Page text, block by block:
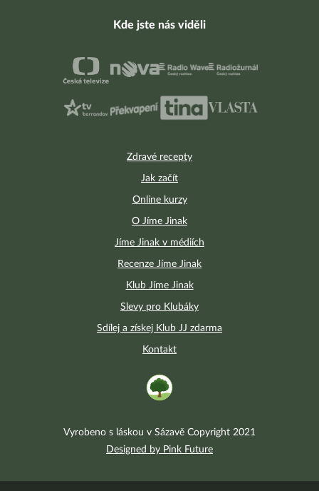
Zdravé recepty
Jak začít
Online kurzy
O Jíme Jinak
Jíme Jinak v médiích
Recenze Jíme Jinak
Klub Jíme Jinak
Slevy pro Klubáky
Sdílej a získej Klub JJ zdarma
Kontakt
Kde jste nás viděli
Vyrobeno s láskou v Sázavě Copyright 2021
Designed by Pink Future